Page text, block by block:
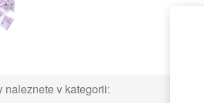
naleznete v kategorii: